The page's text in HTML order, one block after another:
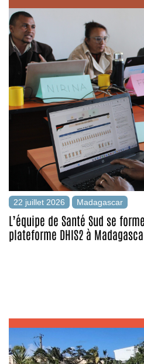
22 juillet 2026 Madagascar
L’équipe de Santé Sud se
plateforme DHIS2 à